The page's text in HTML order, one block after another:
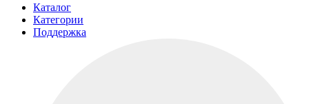
Каталог
Категории
Поддержка